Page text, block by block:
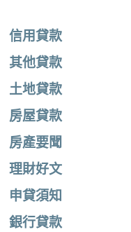
信用貸款
其他貸款
土地貸款
房屋貸款
房產要聞
理財好文
申貸須知
銀行貸款